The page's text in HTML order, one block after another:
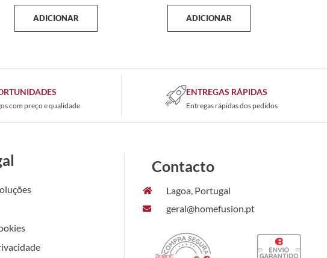
ADICIONAR ADICIONAR
com preço e qualidade
ENTREGAS RÁPIDAS
Entregas rápidas dos pedidos
Contacto
Lagoa, Portugal
geral@homefusion.pt